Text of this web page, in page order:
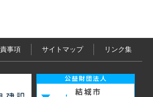
リンク集
サイトマップ
事項